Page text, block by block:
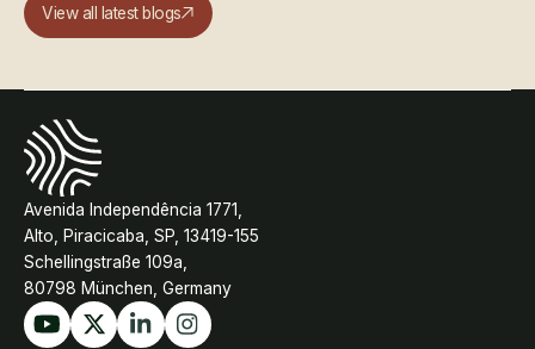
View all latest blogs
Avenida Independência 1771,
Alto, Piracicaba, SP, 13419-155
Schellingstraße 109a,
80798 München, Germany